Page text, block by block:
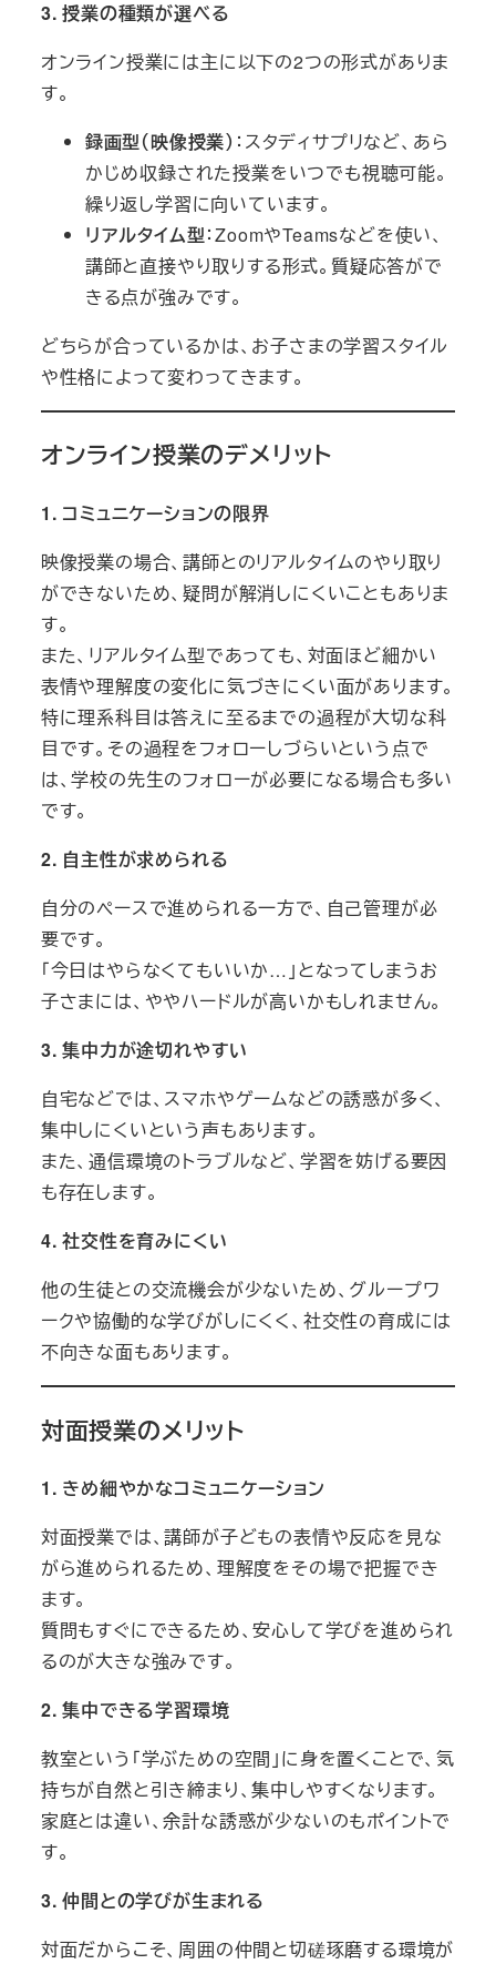
3.授業の種類が選べる
オンライン授業には主に以下の2つの形式がありま
す。
録画型（映像授業） ：スタディサプリなど、あら
かじめ収録された授業をいつでも視聴可能。
繰り返し学習に向いています。
リアルタイム型：ZoomやTeamsなどを使い、
講師と直接やり取りする形式。質疑応答がで
きる点が強みです。
どちらが合っているかは、お子さまの学習スタイル
や性格によって変わってきます。
オンライン授業のデメリット
1. コミュニケーションの限界
映像授業の場合、講師とのリアルタイムのやり取り
ができないため、疑問が解消しにくいこともありま
す。
また、リアルタイム型であっても、対面ほど細かい
表情や理解度の変化に気づきにくい面があります。
特に理系科目は答えに至るまでの過程が大切な科
目です。その過程をフォローしづらいという点で
は、学校の先生のフォローが必要になる場合も多い
です。
2. 自主性が求められる
自分のペースで進められる一方で、自己管理が必
要です。
「今日はやらなくてもいいか…」となってしまうお
子さまには、ややハードルが高いかもしれません。
3.集中力が途切れやすい
自宅などでは、スマホやゲームなどの誘惑が多く、
集中しにくいという声もあります。
また、通信環境のトラブルなど、学習を妨げる要因
も存在します。
4.社交性を育みにくい
他の生徒との交流機会が少ないため、グループワ
ークや協働的な学びがしにくく、社交性の育成には
不向きな面もあります。
対面授業のメリット
1. きめ細やかなコミュニケーション
対面授業では、講師が子どもの表情や反応を見な
がら進められるため、理解度をその場で把握でき
ます。
質問もすぐにできるため、安心して学びを進められ
るのが大きな強みです。
2.集中できる学習環境
教室という「学ぶための空間」に身を置くことで、気
持ちが自然と引き締まり、集中しやすくなります。
家庭とは違い、余計な誘惑が少ないのもポイントで
す。
3.仲間との学びが生まれる
対面だからこそ、周囲の仲間と切磋琢磨する環境が